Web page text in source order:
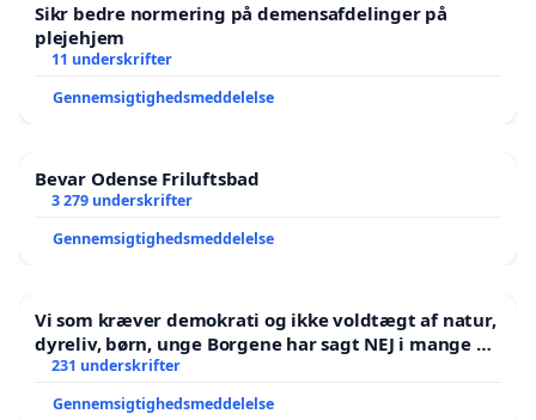
Sikr bedre normering på demensafdelinger på
plejehjem
11 underskrifter
Gennemsigtighedsmeddelelse
Bevar Odense Friluftsbad
3 279 underskrifter
Gennemsigtighedsmeddelelse
Vi som kræver demokrati og ikke voldtægt af natur,
dyreliv, børn, unge Borgene har sagt NEJ i mange år.
Der er
231 underskrifter
Gennemsigtighedsmeddelelse